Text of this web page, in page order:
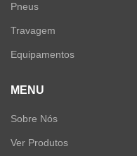
Pneus
Travagem
Equipamentos
MENU
Sobre Nós
Ver Produtos